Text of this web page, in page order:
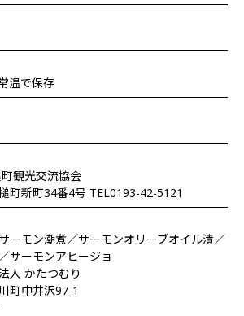
温で保存
観光交流協会
町新町34番4号 TEL0193-42-5121
ーモン潮煮／サーモンオリーブオイル漬／
サーモンアヒージョ
人 かたつむり
町中井沢97-1